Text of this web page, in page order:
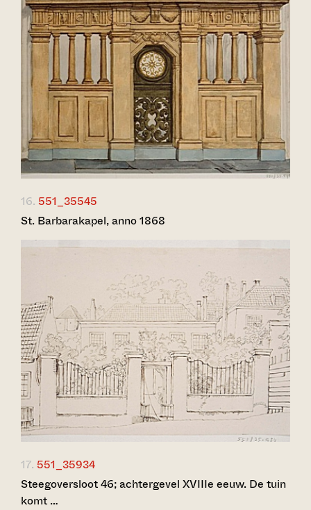
16. 551_35545
St. Barbarakapel, anno 1868
17. 551_35934
Steegoversloot 46; achtergevel XVIIIe eeuw. De tuin
komt …